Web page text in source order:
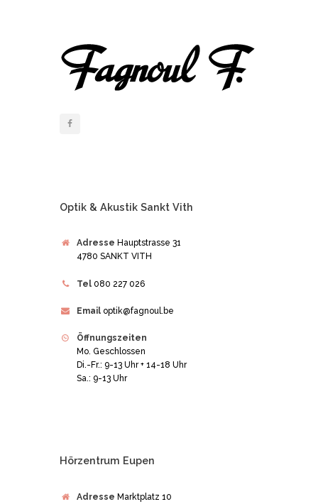
Optik & Akustik Sankt Vith
Adresse Hauptstrasse 31
4780 SANKT VITH
Tel 080 227 026
Email optik@fagnoul.be
Öffnungszeiten
Mo. Geschlossen
Di.-Fr.: 9-13 Uhr + 14-18 Uhr
Sa.: 9-13 Uhr
Hörzentrum Eupen
Adresse Marktplatz 10